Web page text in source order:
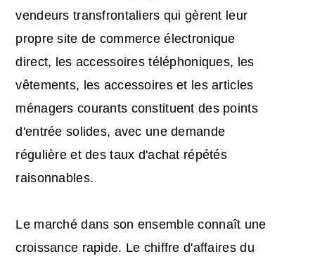
vendeurs transfrontaliers qui gèrent leur
propre site de commerce électronique
direct, les accessoires téléphoniques, les
vêtements, les accessoires et les articles
ménagers courants constituent des points
d'entrée solides, avec une demande
régulière et des taux d'achat répétés
raisonnables.
Le marché dans son ensemble connaît une
croissance rapide. Le chiffre d'affaires du